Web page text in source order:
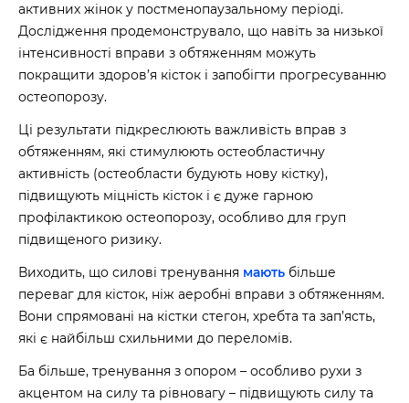
активних жінок у постменопаузальному періоді.
Дослідження продемонструвало, що навіть за низької
інтенсивності вправи з обтяженням можуть
покращити здоров’я кісток і запобігти прогресуванню
остеопорозу.
Ці результати підкреслюють важливість вправ з
обтяженням, які стимулюють остеобластичну
активність (остеобласти будують нову кістку),
підвищують міцність кісток і є дуже гарною
профілактикою остеопорозу, особливо для груп
підвищеного ризику.
Виходить, що силові тренування мають більше
переваг для кісток, ніж аеробні вправи з обтяженням.
Вони спрямовані на кістки стегон, хребта та зап’ясть,
які є найбільш схильними до переломів.
Ба більше, тренування з опором – особливо рухи з
акцентом на силу та рівновагу – підвищують силу та